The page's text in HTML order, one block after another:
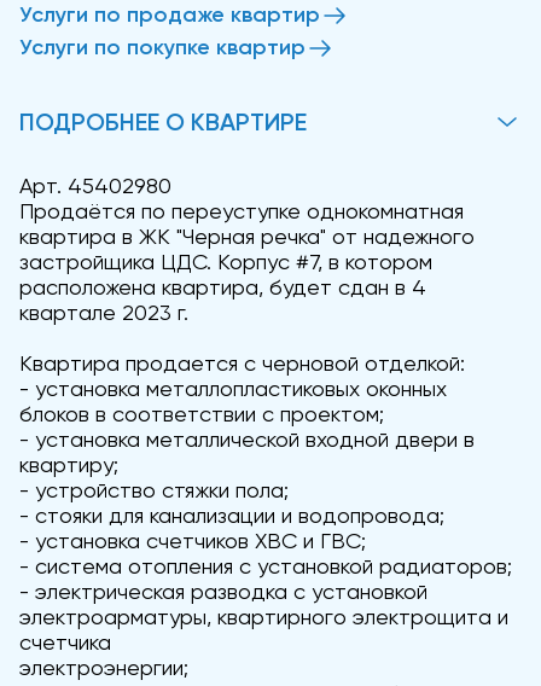
Услуги по продаже квартир
Услуги по покупке квартир
ПОДРОБНЕЕ О КВАРТИРЕ
Арт. 45402980
Продаётся по переуступке однокомнатная
квартира в ЖК "Черная речка" от надежного
застройщика ЦДС. Корпус #7, в котором
расположена квартира, будет сдан в 4
квартале 2023 г.
Квартира продается с черновой отделкой:
- установка металлопластиковых оконных
блоков в соответствии с проектом;
- установка металлической входной двери в
квартиру;
- устройство стяжки пола;
- стояки для канализации и водопровода;
- установка счетчиков ХВС и ГВС;
- система отопления с установкой радиаторов;
- электрическая разводка с установкой
электроарматуры, квартирного электрощита и
счетчика
электроэнергии;